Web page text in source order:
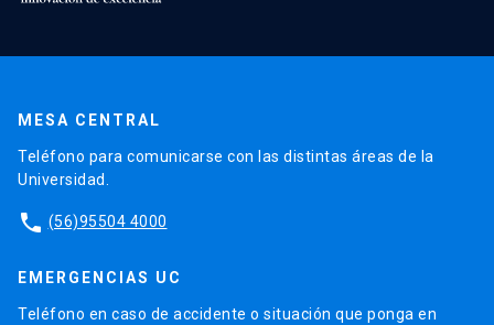
MESA CENTRAL
Teléfono para comunicarse con las distintas áreas de la
Universidad.
phone (56)95504 4000
EMERGENCIAS UC
Teléfono en caso de accidente o situación que ponga en